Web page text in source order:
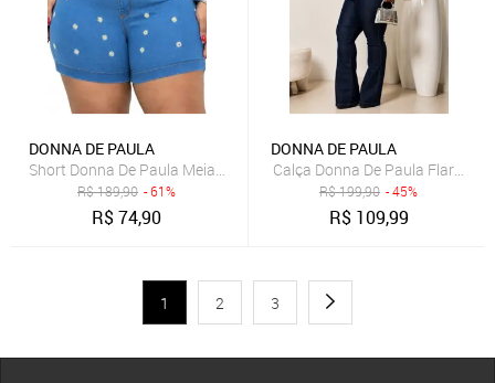
DONNA DE PAULA
Short Donna De Paula Meia Coxa Bordado Com Margaridas Jeans
R$189,90 - 61%
R$74,90
DONNA DE PAULA
Calça Donna De Paula Flare
R$199,90 - 45%
R$ 109,99
1 2 3